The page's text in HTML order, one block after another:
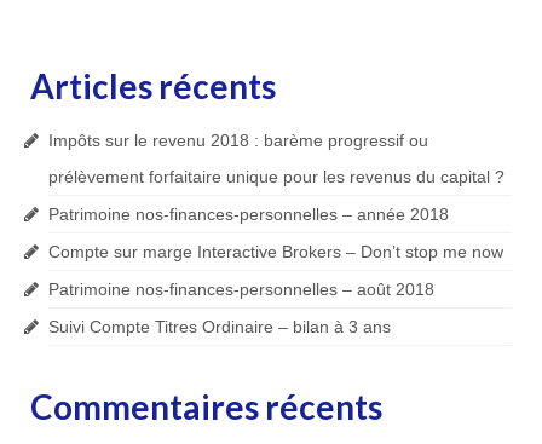
Articles récents
Impôts sur le revenu 2018 : barème progressif ou
prélèvement forfaitaire unique pour les revenus du capital ?
Patrimoine nos-finances-personnelles – année 2018
Compte sur marge Interactive Brokers – Don’t stop me now
Patrimoine nos-finances-personnelles – août 2018
Suivi Compte Titres Ordinaire – bilan à 3 ans
Commentaires récents